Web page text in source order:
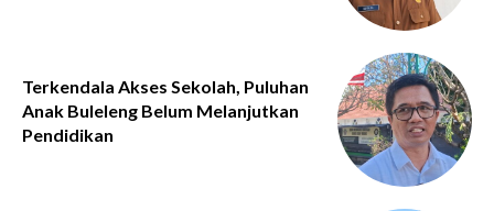
Terkendala Akses Sekolah, Puluhan
Anak Buleleng Belum Melanjutkan
Pendidikan